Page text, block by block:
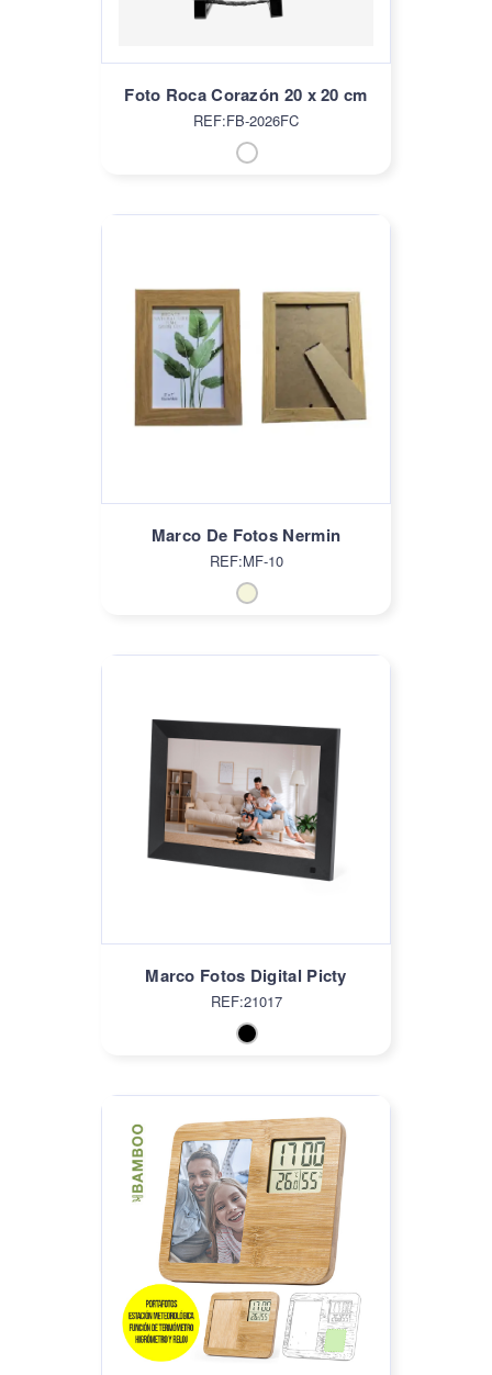
Foto Roca Corazón 20 x 20 cm
REF:FB-2026FC
Marco De Fotos Nermin
REF:MF-10
Marco Fotos Digital Picty
REF:21017